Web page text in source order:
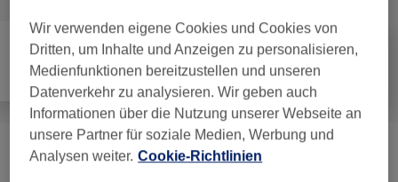
Alle Friseur Gesicht
Promo Pakete (2)
Wir verwenden eigene Cookies und Cookies von
Dritten, um Inhalte und Anzeigen zu personalisieren,
Medienfunktionen bereitzustellen und unseren
Datenverkehr zu analysieren. Wir geben auch
Informationen über die Nutzung unserer Webseite an
unsere Partner für soziale Medien, Werbung und
Analysen weiter. Cookie-Richtlinien